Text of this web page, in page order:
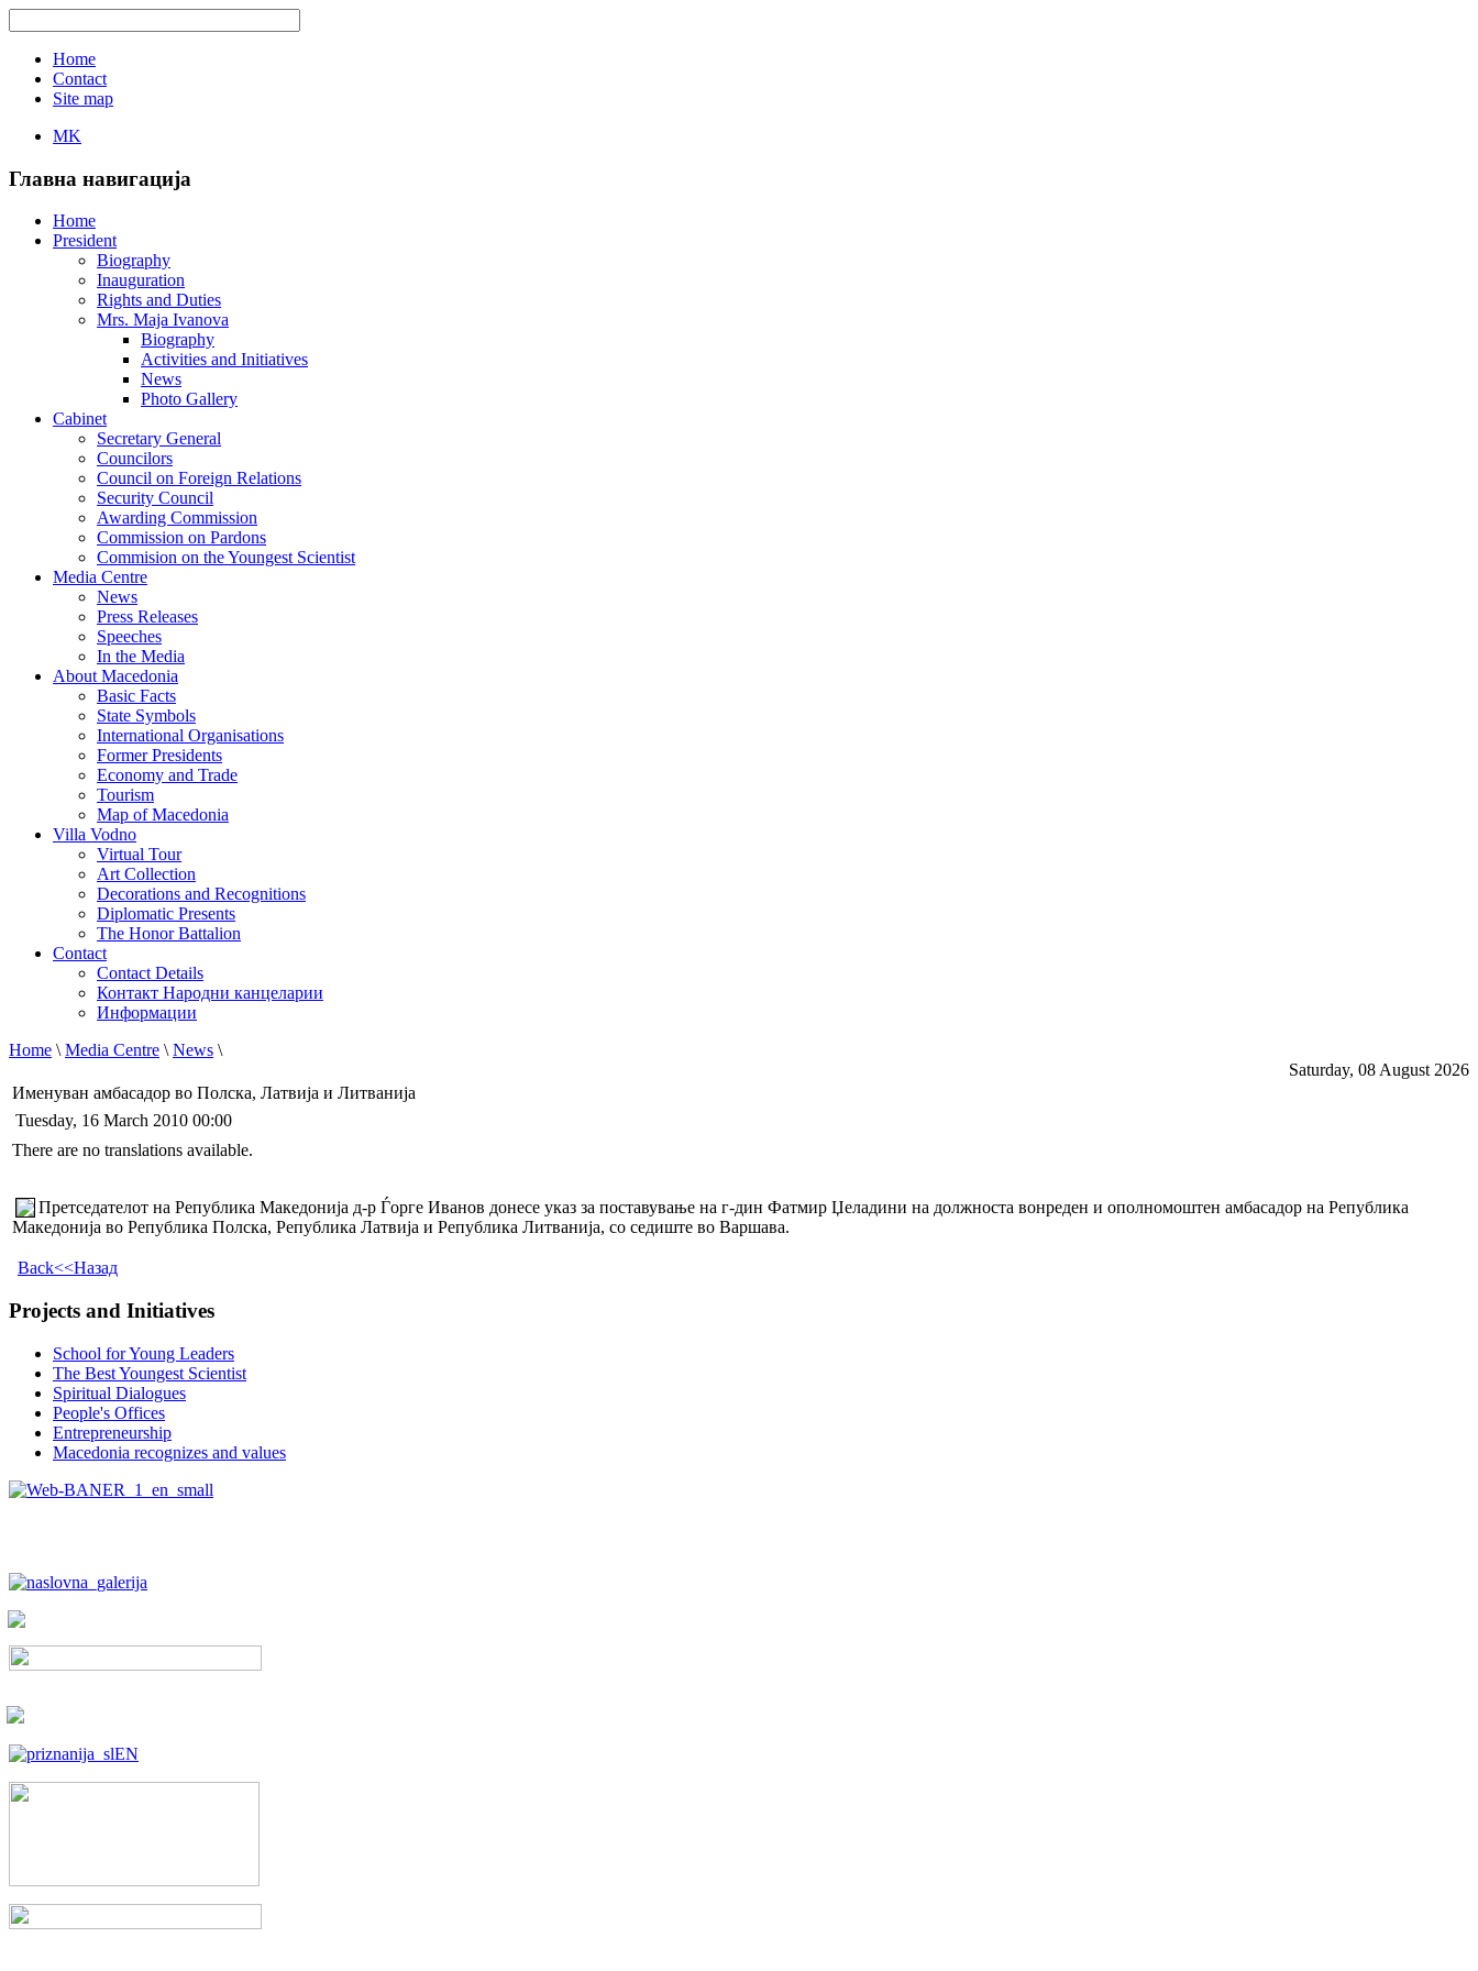
Home
Contact
Site map
MK
Главна навигација
Home
President
Biography
Inauguration
Rights and Duties
Mrs. Maja Ivanova
Biography
Activities and Initiatives
News
Photo Gallery
Cabinet
Secretary General
Councilors
Council on Foreign Relations
Security Council
Awarding Commission
Commission on Pardons
Commision on the Youngest Scientist
Media Centre
News
Press Releases
Speeches
In the Media
About Macedonia
Basic Facts
State Symbols
International Organisations
Former Presidents
Economy and Trade
Tourism
Map of Macedonia
Villa Vodno
Virtual Tour
Art Collection
Decorations and Recognitions
Diplomatic Presents
The Honor Battalion
Contact
Contact Details
Контакт Народни канцеларии
Информации
Home \Media Centre \News \
Saturday, 08 August 2026
Именуван амбасадор во Полска, Латвија и Литванија
Tuesday, 16 March 2010 00:00
There are no translations available.
Претседателот на Република Македонија д-р Ѓорге Иванов донесе указ за поставување на г-дин Фатмир Џеладини на должноста вонреден и ополномоштен амбасадор на Република
Македонија во Република Полска, Република Латвија и Република Литванија, со седиште во Варшава.
Back<<Назад
Projects and Initiatives
School for Young Leaders
The Best Youngest Scientist
Spiritual Dialogues
People's Offices
Entrepreneurship
Macedonia recognizes and values